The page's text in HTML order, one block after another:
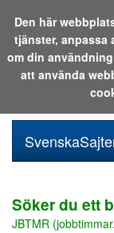
Sök i
Söker du ett
JBTMR
Den här
tjänster, anpassa
om din
att använda